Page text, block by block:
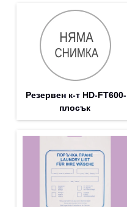
Резервен к-т HD-FT600-
плосък